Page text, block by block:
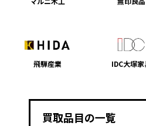
飛騨産業 IDC大塚家
買取品目の一覧